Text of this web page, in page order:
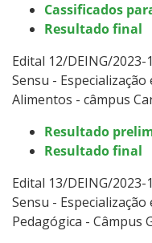
Cassificados
Resultado final
Edital 12/DEING/
Sensu -
Alimentos - câmpus
Resultado
Resultado final
Edital 13/DEING/
Sensu -
Pedagógica - Câmpus